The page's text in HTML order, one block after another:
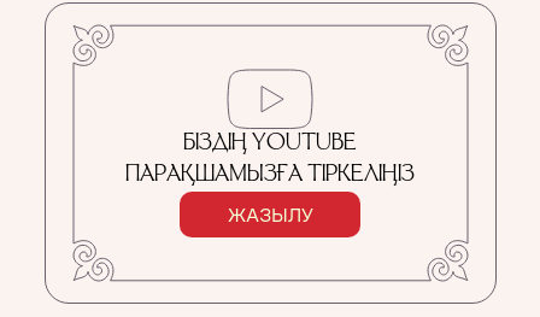
БІЗДІҢ YOUTUBE
ПАРАҚШАМЫЗҒА ТІРКЕЛІҢІЗ
ЖАЗЫЛУ